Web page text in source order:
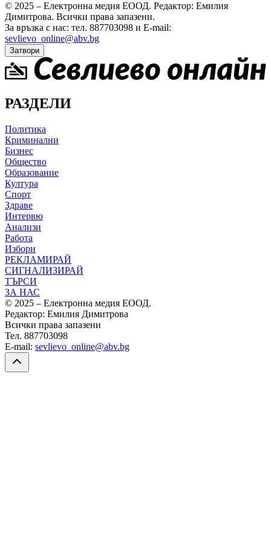
© 2025 – Електронна медия ЕООД. Редактор: Емилия
Димитрова. Всички права запазени.
За връзка с нас: тел. 887703098 и E-mail:
sevlievo_online@abv.bg
Затвори
РАЗДЕЛИ
Политика
Криминални
Бизнес
Общество
Образование
Култура
Спорт
Здраве
Интервю
Анализи
Работа
Избори
РЕКЛАМИРАЙ
СИГНАЛИЗИРАЙ
ТЪРСИ
ЗА НАС
© 2025 – Електронна медия ЕООД.
Редактор: Емилия Димитрова
Всички права запазени
Тел. 887703098
E-mail: sevlievo_online@abv.bg